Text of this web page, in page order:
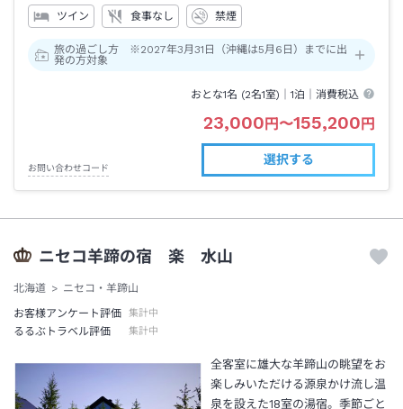
ツイン 食事なし 禁煙
旅の過ごし方 ※2027年3月31日（沖縄は5月6日）までに出
発の方対象
おとな1名 (2名1室)｜1泊 ｜消費税込
23,000 円 〜155,200 円
お問い合わせコード
選択する
ニセコ羊蹄の宿 楽 水山
北海道
ニセコ・羊蹄山
お客様アンケート評価
集計中
るるぶトラベル評価 集計中
全客室に雄大な羊蹄山の眺望をお
楽しみいただける源泉かけ流し温
泉を設えた18室の湯宿。季節ごと